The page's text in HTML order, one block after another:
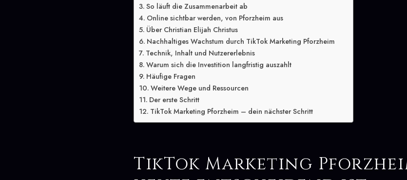
So läuft die Zusammenarbeit ab
Online sichtbar werden, von Pforzheim aus
Über Christian Elijah Christus
Nachhaltiges Wachstum durch TikTok Marketing Pforzheim
Technik, Inhalt und Nutzererlebnis
Warum sich die Investition langfristig auszahlt
Häufige Fragen
Weitere Wege und Ressourcen
Der erste Schritt
TikTok Marketing Pforzheim – dein nächster Schritt
TikTok Marketing